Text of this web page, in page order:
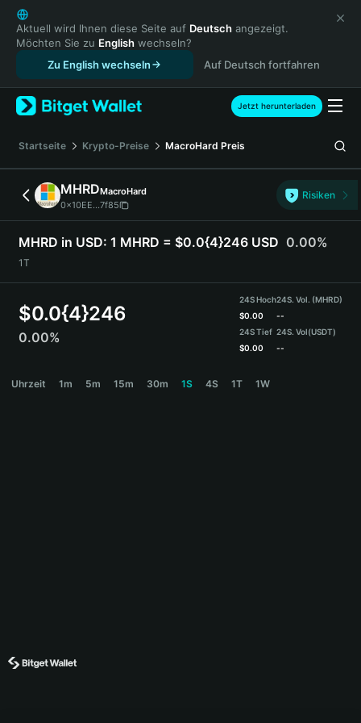
English
日本語
Tiếng Việt
Русский
Español (Latinoamérica)
Türkçe
Français
Deutsch
简体中文
繁體中文
Português (Portugal)
Bahasa Indonesia
ภาษาไทย
हिन्दी
Español
Português (Brasil)
Aktuell wird Ihnen diese Seite auf Deutsch angezeigt.
Möchten Sie zu English wechseln?
Zu English wechseln
Auf Deutsch fortfahren
Jetzt herunterladen
Startseite Krypto-Preise MacroHard Preis
MHRDMacroHard
0x10EE...7f85
Risiken
MHRD in USD: 1 MHRD = $0.0{4}246 USD 0.00%
1T
$0.0{4}246
0.00%
24S Hoch
$0.00
24S Tief
$0.00
24S. Vol. (MHRD)
--
24S. Vol(USDT)
--
Uhrzeit 1m 5m 15m 30m 1S 4S 1T 1W